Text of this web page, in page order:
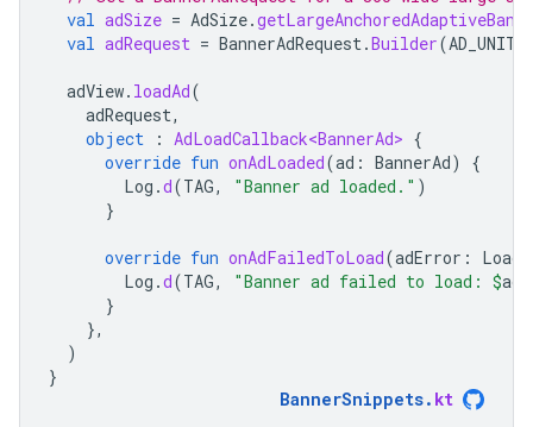
val adSize = AdSize.
val adRequest = BannerAdRequest.Builder(
adView. loadAd(
adRequest,
object
: AdLoadCallback<BannerAd> {
override fun onAdLoaded(ad : BannerAd)
{
Log .d(TAG, "Banner ad loaded." )
}
override fun onAdFailedToLoad(adError :
Log .d(TAG, "Banner ad failed to load: $
}
},
)
}
BannerSnippets. kt